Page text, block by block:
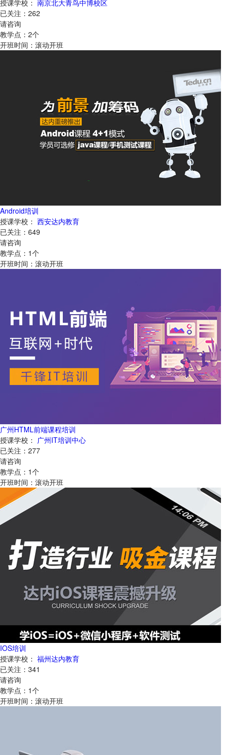
授课学校： 南京北大青鸟中博校区
已关注： 262
请咨询
教学点： 2个
开班时间： 滚动开班
Android培训
授课学校： 西安达内教育
已关注： 649
请咨询
教学点： 1个
开班时间： 滚动开班
广州HTML前端课程培训
授课学校： 广州IT培训中心
已关注： 277
请咨询
教学点： 1个
开班时间： 滚动开班
IOS培训
授课学校： 福州达内教育
已关注： 341
请咨询
教学点： 1个
开班时间： 滚动开班